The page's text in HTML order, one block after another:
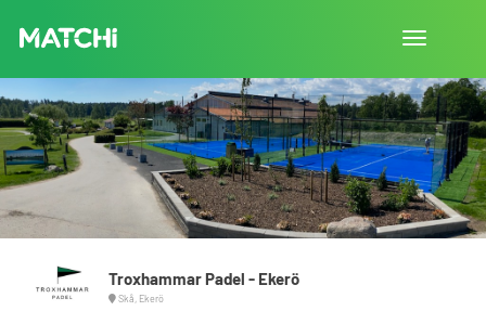
Toggle
Troxhammar Padel - Ekerö
Skå, Ekerö